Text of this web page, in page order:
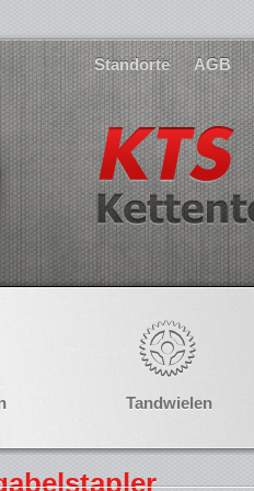
Standorte AGB
Tandwielen